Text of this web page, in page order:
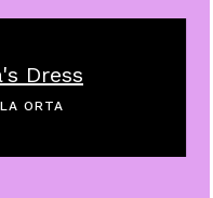
Dress
ORTA